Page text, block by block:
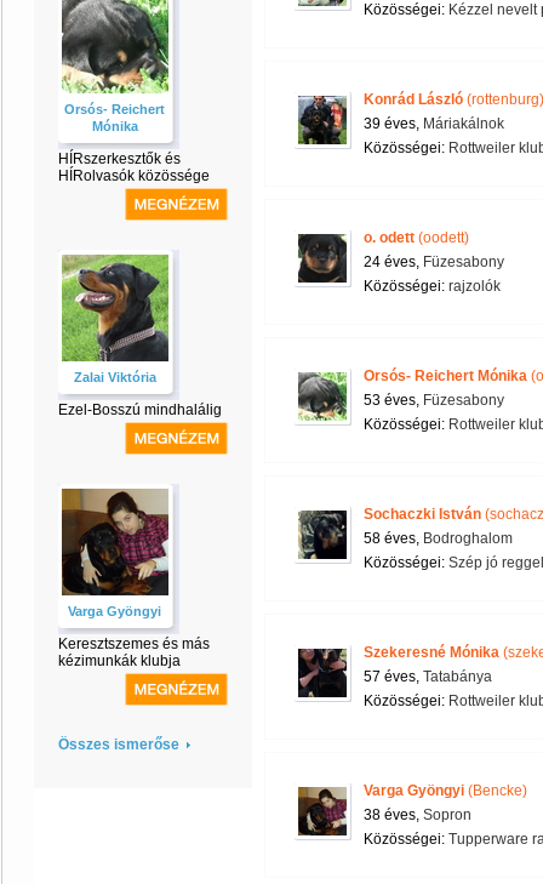
Orsós- Reichert
Mónika
HÍRszerkesztők és
HÍRolvasók közössége
Zalai Viktória
Ezel-Bosszú mindhalálig
Varga Gyöngyi
Keresztszemes és más
kézimunkák klubja
Összes ismerőse
Közösségei: Kézzel
Konrád László (rottenburg)
39 éves, Máriakálnok
Közösségei: Rottweiler
o. odett (oodett)
24 éves, Füzesabony
Közösségei: rajzolók
Orsós- Reichert Mónika
53 éves, Füzesabony
Közösségei: Rottweiler
Sochaczki István
58 éves, Bodroghalom
Közösségei: Szép jó
Szekeresné Mónika
57 éves, Tatabánya
Közösségei: Rottweiler
Varga Gyöngyi (Bencke)
38 éves, Sopron
Közösségei: Tupperware